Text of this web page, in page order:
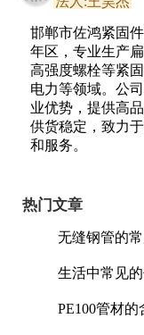
邯郸市佐鸿紧固
年区，专业生产
高强度螺栓等紧
电力等领域。公
业优势，提供高
供货稳定，致力
和服务。
热门文章
无缝钢管的
生活中常见
PE100管材的